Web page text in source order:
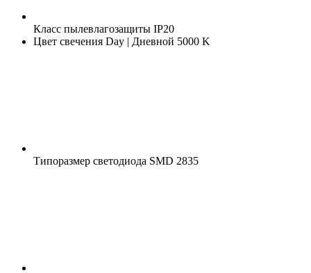
Класс пылевлагозащиты IP20
Цвет свечения Day | Дневной 5000 K
Типоразмер светодиода SMD 2835